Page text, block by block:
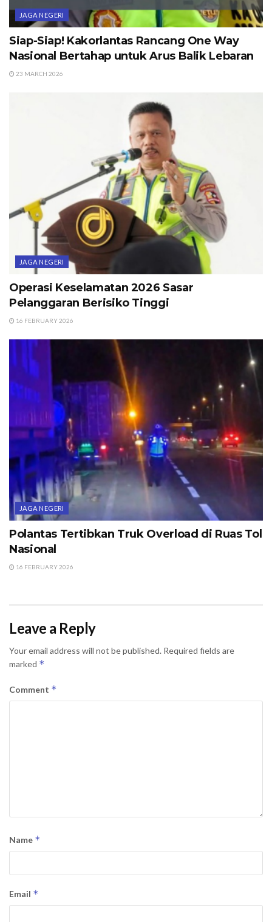
JAGA NEGERI
Siap-Siap! Kakorlantas Rancang One Way
Nasional Bertahap untuk Arus Balik Lebaran
23 MARCH 2026
JAGA NEGERI
Operasi Keselamatan 2026 Sasar
Pelanggaran Berisiko Tinggi
16 FEBRUARY 2026
JAGA NEGERI
Polantas Tertibkan Truk Overload di Ruas Tol
Nasional
16 FEBRUARY 2026
Leave a Reply
Your email address will not be published. Required fields are
marked *
Comment *
Name *
Email *